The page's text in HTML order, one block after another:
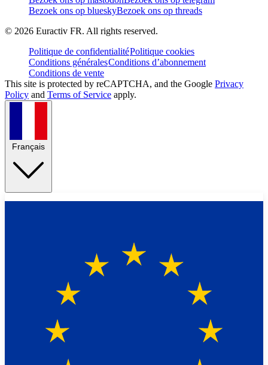
Bezoek ons op blueskyBezoek ons op threads
© 2026 Euractiv FR. All rights reserved.
Politique de confidentialitéPolitique cookies
Conditions généralesConditions d’abonnement
Conditions de vente
This site is protected by reCAPTCHA, and the Google Privacy
Policy and Terms of Service apply.
Français